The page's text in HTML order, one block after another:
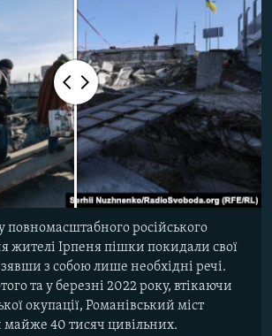
повномасштабного російського
жителі Ірпеня пішки покидали свої
з собою лише необхідні речі.
та у березні 2022 року, втікаючи
окупації, Романівський міст
майже 40 тисяч цивільних.